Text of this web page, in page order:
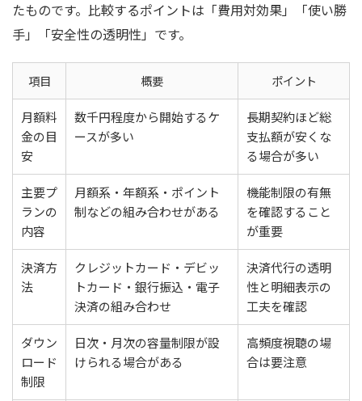
たものです。比較するポイントは「費用対効果」「使い勝
手」「安全性の透明性」です。
項目 概要 ポイント
月額料
金の目
安
数千円程度から開始するケ
ースが多い
長期契約ほど総
支払額が安くな
る場合が多い
主要プ
ランの
内容
月額系・年額系・ポイント
制などの組み合わせがある
機能制限の有無
を確認すること
が重要
決済方
法
クレジットカード・デビッ
トカード・銀行振込・電子
決済の組み合わせ
決済代行の透明
性と明細表示の
工夫を確認
ダウン
ロード
制限
日次・月次の容量制限が設
けられる場合がある
高頻度視聴の場
合は要注意